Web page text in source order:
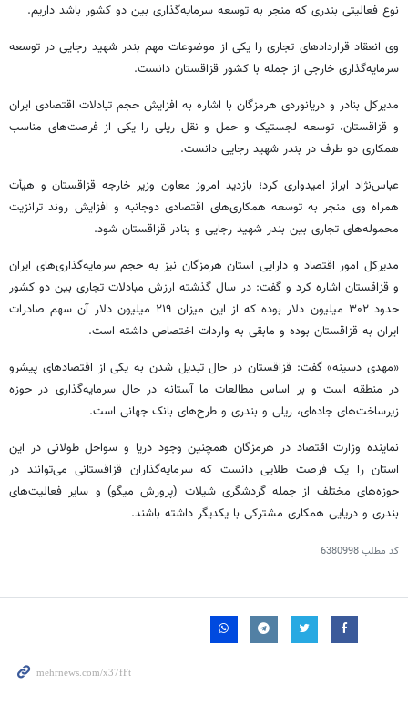
نوع فعالیتی بندری که منجر به توسعه سرمایه‌گذاری بین دو کشور باشد داریم.
وی انعقاد قراردادهای تجاری را یکی از موضوعات مهم بندر شهید رجایی در توسعه
سرمایه‌گذاری خارجی از جمله با کشور قزاقستان دانست.
مدیرکل بنادر و دریانوردی هرمزگان با اشاره به افزایش حجم تبادلات اقتصادی ایران
و قزاقستان، توسعه لجستیک و حمل و نقل ریلی را یکی از فرصت‌های مناسب
همکاری دو طرف در بندر شهید رجایی دانست.
عباس‌نژاد ابراز امیدواری کرد؛ بازدید امروز معاون وزیر خارجه قزاقستان و هیأت
همراه وی منجر به توسعه همکاری‌های اقتصادی دوجانبه و افزایش روند ترانزیت
محموله‌های تجاری بین بندر شهید رجایی و بنادر قزاقستان شود.
مدیرکل امور اقتصاد و دارایی استان هرمزگان نیز به حجم سرمایه‌گذاری‌های ایران
و قزاقستان اشاره کرد و گفت: در سال گذشته ارزش مبادلات تجاری بین دو کشور
حدود ۳۰۲ میلیون دلار بوده که از این میزان ۲۱۹ میلیون دلار آن سهم صادرات
ایران به قزاقستان بوده و مابقی به واردات اختصاص داشته است.
«مهدی دسینه» گفت: قزاقستان در حال تبدیل شدن به یکی از اقتصادهای پیشرو
در منطقه است و بر اساس مطالعات ما آستانه در حال سرمایه‌گذاری در حوزه
زیرساخت‌های جاده‌ای، ریلی و بندری و طرح‌های بانک جهانی است.
نماینده وزارت اقتصاد در هرمزگان همچنین وجود دریا و سواحل طولانی در این
استان را یک فرصت طلایی دانست که سرمایه‌گذاران قزاقستانی می‌توانند در
حوزه‌های مختلف از جمله گردشگری شیلات (پرورش میگو) و سایر فعالیت‌های
بندری و دریایی همکاری مشترکی با یکدیگر داشته باشند.
کد مطلب6380998